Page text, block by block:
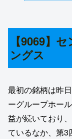
【9069】
ングス
最初の銘柄は昨
ーグループホー
益が続いており
ているなか、第3